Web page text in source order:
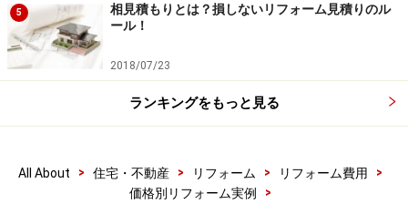
5
相見積もりとは？損しないリフォーム見積りのル
ール！
2018/07/23
ランキングをもっと見る
All About > 住宅・不動産 > リフォーム > リフォーム費用
>
価格別リフォーム実例
>